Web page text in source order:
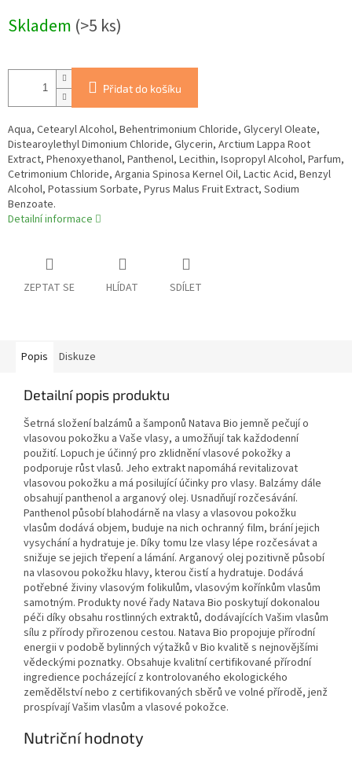
cena:
Skladem (>5 ks)
Přidat do košíku
Aqua, Cetearyl Alcohol, Behentrimonium Chloride, Glyceryl Oleate,
Distearoylethyl Dimonium Chloride, Glycerin, Arctium Lappa Root
Extract, Phenoxyethanol, Panthenol, Lecithin, Isopropyl Alcohol, Parfum,
Cetrimonium Chloride, Argania Spinosa Kernel Oil, Lactic Acid, Benzyl
Alcohol, Potassium Sorbate, Pyrus Malus Fruit Extract, Sodium
Benzoate.
Detailní informace
ZEPTAT SE HLÍDAT SDÍLET
Popis Diskuze
Detailní popis produktu
Šetrná složení balzámů a šamponů Natava Bio jemně pečují o
vlasovou pokožku a Vaše vlasy, a umožňují tak každodenní
použití. Lopuch je účinný pro zklidnění vlasové pokožky a
podporuje růst vlasů. Jeho extrakt napomáhá revitalizovat
vlasovou pokožku a má posilující účinky pro vlasy. Balzámy dále
obsahují panthenol a arganový olej. Usnadňují rozčesávání.
Panthenol působí blahodárně na vlasy a vlasovou pokožku
vlasům dodává objem, buduje na nich ochranný film, brání jejich
vysychání a hydratuje je. Díky tomu lze vlasy lépe rozčesávat a
snižuje se jejich třepení a lámání. Arganový olej pozitivně působí
na vlasovou pokožku hlavy, kterou čistí a hydratuje. Dodává
potřebné živiny vlasovým folikulům, vlasovým kořínkům vlasům
samotným. Produkty nové řady Natava Bio poskytují dokonalou
péči díky obsahu rostlinných extraktů, dodávajících Vašim vlasům
sílu z přírody přirozenou cestou. Natava Bio propojuje přírodní
energii v podobě bylinných výtažků v Bio kvalitě s nejnovějšími
vědeckými poznatky. Obsahuje kvalitní certifikované přírodní
ingredience pocházející z kontrolovaného ekologického
zemědělství nebo z certifikovaných sběrů ve volné přírodě, jenž
prospívají Vašim vlasům a vlasové pokožce.
Nutriční hodnoty